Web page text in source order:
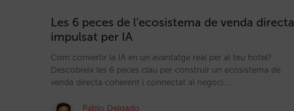
Les 6 peces de l’ecosistema de venda directa
impulsat per IA
Com convertir la IA en un avantatge real per al teu hotel?
Descobreix les 6 peces clau per construir un ecosistema de
venda directa coherent i connectat al negoci.…
Pablo Delgado